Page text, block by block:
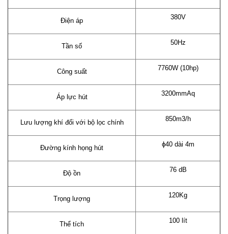
Điện áp 380V
Tần số 50Hz
Công suất 7760W (10hp)
Áp lực hút 3200mmAq
Lưu lượng khí đối với bộ lọc chính 850m3/h
Đường kính họng hút ϕ40 dài 4m
Độ ồn 76 dB
Trọng lượng 120Kg
Thể tích 100 lít